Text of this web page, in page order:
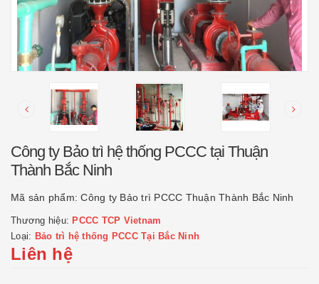
Công ty Bảo trì hệ thống PCCC tại Thuận
Thành Bắc Ninh
Mã sản phẩm:Công ty Bảo trì PCCC Thuận Thành Bắc Ninh
Thương hiệu: PCCC TCP Vietnam
Loại: Bảo trì hệ thống PCCC Tại Bắc Ninh
Liên hệ